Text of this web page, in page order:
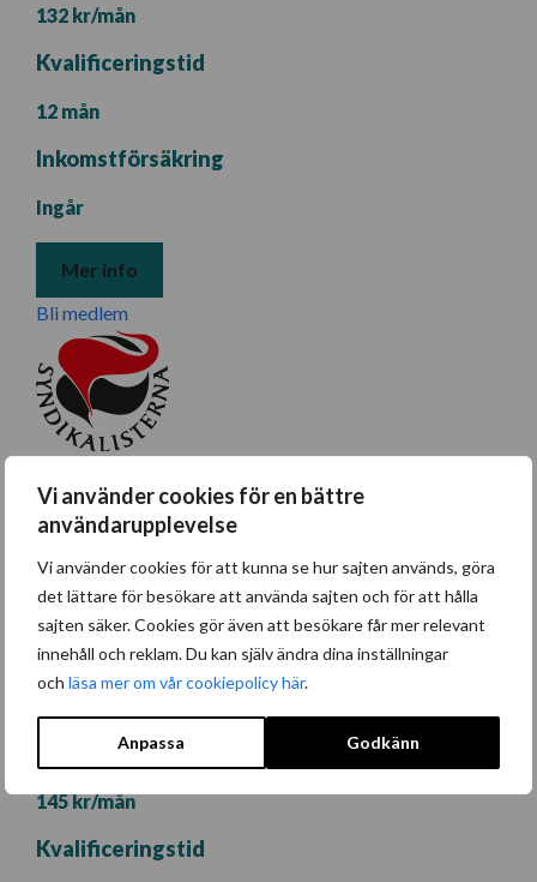
Vi använder cookies för en bättre
användarupplevelse
Vi använder cookies för att kunna se hur sajten används, göra
det lättare för besökare att använda sajten och för att hålla
sajten säker. Cookies gör även att besökare får mer relevant
innehåll och reklam. Du kan själv ändra dina inställningar
och läsa mer om vår cookiepolicy här.
Anpassa Godkänn
132 kr/mån
Kvalificeringstid
12 mån
Inkomstförsäkring
Ingår
Mer info
Bli medlem
Ett fackförbund för arbetare
Har ingen egen a-kassa
Krånglig hemsida
Dåliga förmåner
Medlemsavgift
145 kr/mån
Kvalificeringstid